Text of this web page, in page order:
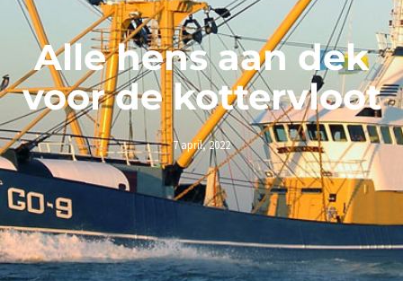
Alle hens aan dek
voor de kottervloot
7 april, 2022